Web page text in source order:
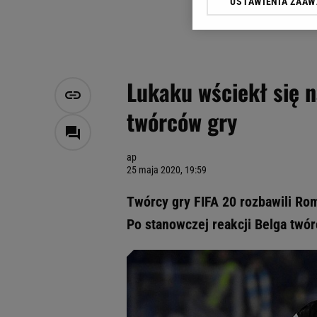
Lukaku wściekł się
twórców gry
ap
25 maja 2020, 19:59
Twórcy gry FIFA 20 rozbawili
Po stanowczej reakcji Belga
Klikając „Akceptuję”
Zaufanych Partnerów i
My, nasi Zaufani
Użycie dokładnych
Przechowywanie